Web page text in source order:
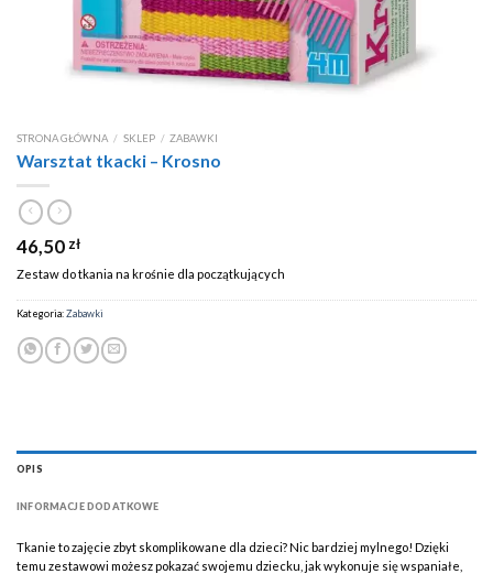
STRONA GŁÓWNA / SKLEP / ZABAWKI
Warsztat tkacki – Krosno
46,50 zł
Zestaw do tkania na krośnie dla początkujących
Kategoria:Zabawki
OPIS
INFORMACJE DODATKOWE
Tkanie to zajęcie zbyt skomplikowane dla dzieci? Nic bardziej mylnego! Dzięki
temu zestawowi możesz pokazać swojemu dziecku, jak wykonuje się wspaniałe,